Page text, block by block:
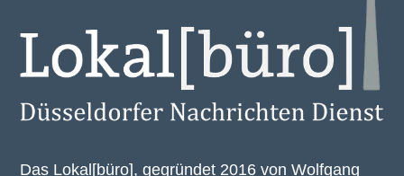
Das Lokal[büro], gegründet 2016 von Wolfgang